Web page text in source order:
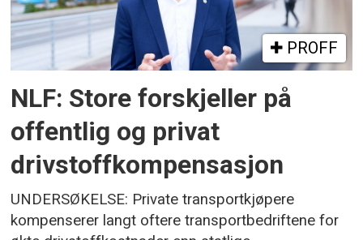
PROFF
NLF: Store forskjeller på
offentlig og privat
drivstoffkompensasjon
UNDERSØKELSE: Private transportkjøpere
kompenserer langt oftere transportbedriftene for